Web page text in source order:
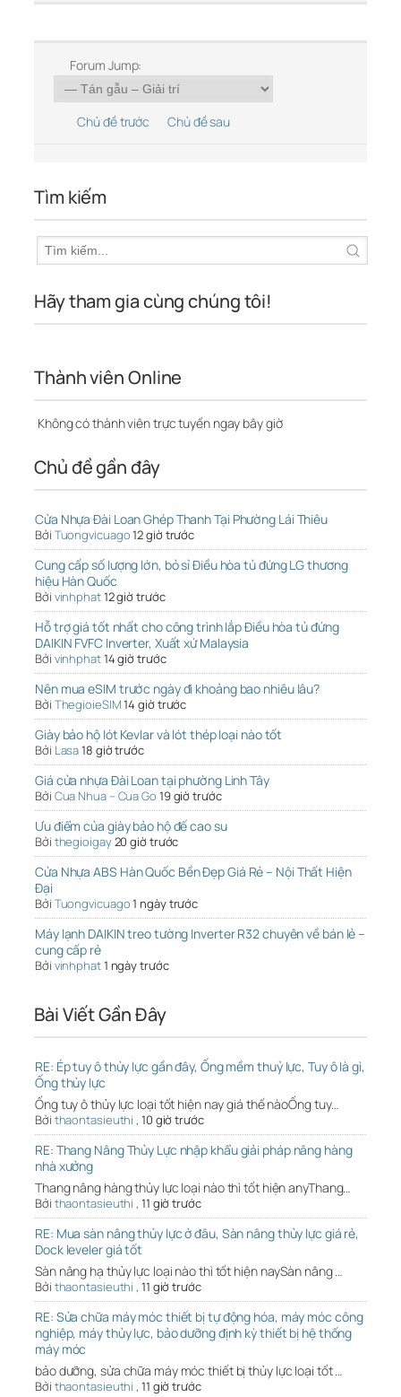
Forum Jump:
Chủ đề trước Chủ đề sau
Tìm kiếm
Hãy tham gia cùng chúng tôi!
Thành viên Online
Không có thành viên trực tuyến ngay bây giờ
Chủ đề gần đây
Cửa Nhựa Đài Loan Ghép Thanh Tại Phường Lái Thiêu
Bởi Tuongvicuago12 giờ trước
Cung cấp số lượng lớn, bỏ sỉ Điều hòa tủ đứng LG thương
hiệu Hàn Quốc
Bởi vinhphat12 giờ trước
Hỗ trợ giá tốt nhất cho công trình lắp Điều hòa tủ đứng
DAIKIN FVFC Inverter, Xuất xứ Malaysia
Bởi vinhphat14 giờ trước
Nên mua eSIM trước ngày đi khoảng bao nhiêu lâu?
Bởi ThegioieSIM14 giờ trước
Giày bảo hộ lót Kevlar và lót thép loại nào tốt
Bởi Lasa18 giờ trước
Giá cửa nhựa Đài Loan tại phường Linh Tây
Bởi Cua Nhua – Cua Go 19 giờ trước
Ưu điểm của giày bảo hộ đế cao su
Bởi thegioigay20 giờ trước
Cửa Nhựa ABS Hàn Quốc Bền Đẹp Giá Rẻ – Nội Thất Hiện
Đại
Bởi Tuongvicuago1 ngày trước
Máy lạnh DAIKIN treo tường Inverter R32 chuyên về bán lẻ –
cung cấp rẻ
Bởi vinhphat1 ngày trước
Bài Viết Gần Đây
RE: Ép tuy ô thủy lực gần đây, Ống mềm thuỷ lực, Tuy ô là gì,
Ống thủy lực
Ống tuy ô thủy lực loại tốt hiện nay giá thế nàoỐng tuy…
Bởi thaontasieuthi , 10 giờ trước
RE: Thang Nâng Thủy Lực nhập khẩu giải pháp nâng hàng
nhà xưởng
Thang nâng hàng thủy lực loại nào thì tốt hiện anyThang…
Bởi thaontasieuthi , 11 giờ trước
RE: Mua sàn nâng thủy lực ở đâu, Sàn nâng thủy lực giá rẻ,
Dock leveler giá tốt
Sàn nâng hạ thủy lực loại nào thì tốt hiện naySàn nâng …
Bởi thaontasieuthi , 11 giờ trước
RE: Sửa chữa máy móc thiết bị tự động hóa, máy móc công
nghiệp, máy thủy lực, bảo dưỡng định kỳ thiết bị hệ thống
máy móc
bảo dưỡng, sửa chữa máy móc thiết bị thủy lực loại tốt …
Bởi thaontasieuthi , 11 giờ trước